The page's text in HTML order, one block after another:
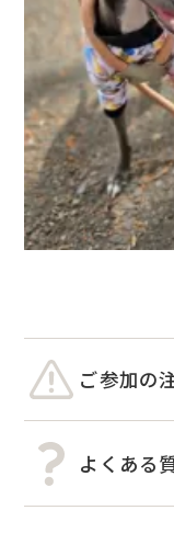
ご参加の
よくある